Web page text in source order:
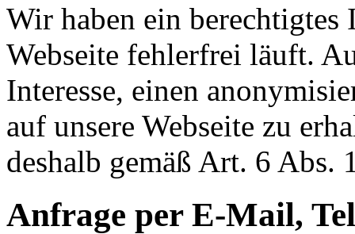
Wir haben ein berechtigtes
Webseite fehlerfrei läuft.
Interesse, einen
auf unsere Webseite zu
deshalb gemäß Art. 6
Anfrage per E-Mail,